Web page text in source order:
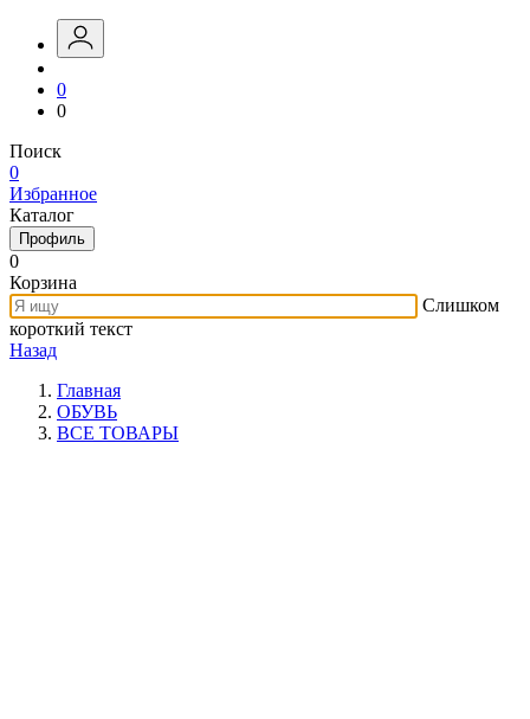
0
0
Поиск
0
Избранное
Каталог
Профиль
0
Корзина
Слишком
короткий текст
Назад
Главная
ОБУВЬ
ВСЕ ТОВАРЫ